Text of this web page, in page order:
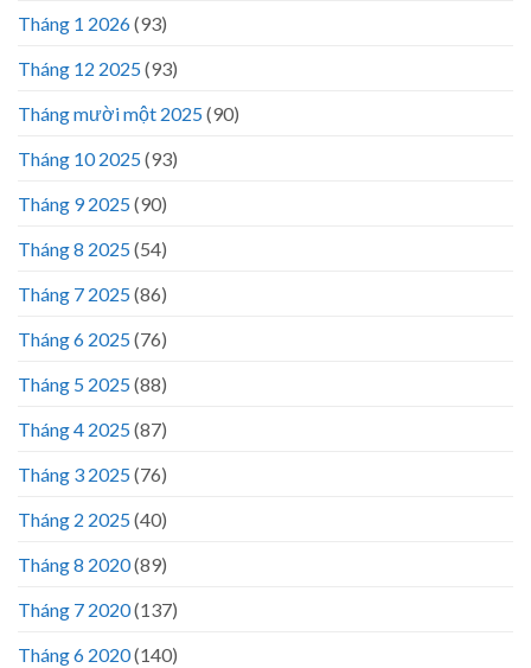
Tháng 1 2026(93)
Tháng 12 2025(93)
Tháng mười một 2025(90)
Tháng 10 2025(93)
Tháng 9 2025(90)
Tháng 8 2025(54)
Tháng 7 2025(86)
Tháng 6 2025(76)
Tháng 5 2025(88)
Tháng 4 2025(87)
Tháng 3 2025(76)
Tháng 2 2025(40)
Tháng 8 2020(89)
Tháng 7 2020(137)
Tháng 6 2020(140)